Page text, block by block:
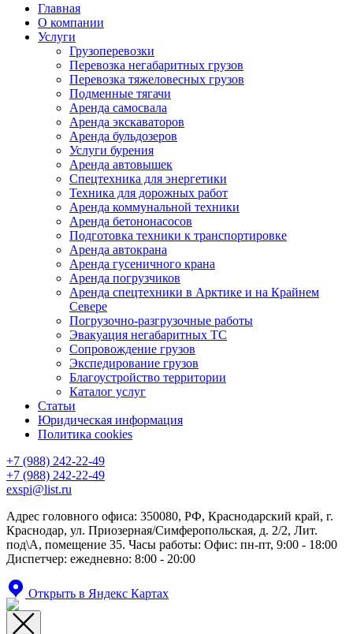
Главная
О компании
Услуги
Грузоперевозки
Перевозка негабаритных грузов
Перевозка тяжеловесных грузов
Подменные тягачи
Аренда самосвала
Аренда экскаваторов
Аренда бульдозеров
Услуги бурения
Аренда автовышек
Спецтехника для энергетики
Техника для дорожных работ
Аренда коммунальной техники
Аренда бетононасосов
Подготовка техники к транспортировке
Аренда автокрана
Аренда гусеничного крана
Аренда погрузчиков
Аренда спецтехники в Арктике и на Крайнем
Севере
Погрузочно-разгрузочные работы
Эвакуация негабаритных ТС
Сопровождение грузов
Экспедирование грузов
Благоустройство территории
Каталог услуг
Статьи
Юридическая информация
Политика cookies
+7 (988) 242-22-49
+7 (988) 242-22-49
exspi@list.ru
Адрес головного офиса: 350080, РФ, Краснодарский край, г.
Краснодар, ул. Приозерная/Симферопольская, д. 2/2, Лит.
под\А, помещение 35. Часы работы: Офис: пн-пт, 9:00 - 18:00
Диспетчер: ежедневно: 8:00 - 20:00
Открыть в Яндекс Картах